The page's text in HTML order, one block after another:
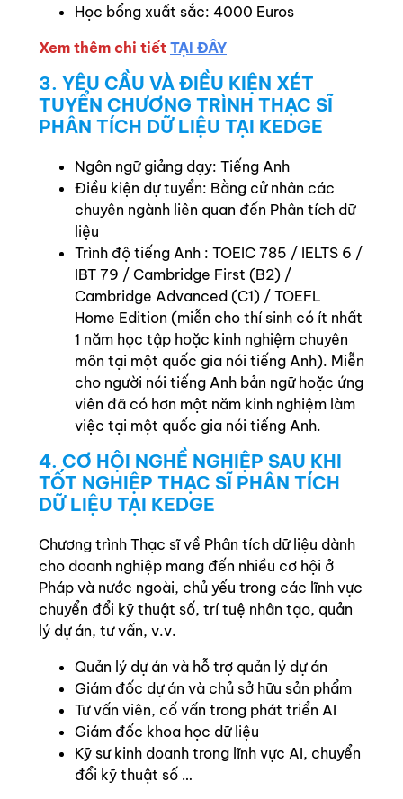
Học bổng xuất sắc: 4000 Euros
Xem thêm chi tiết TẠI ĐÂY
3. YÊU CẦU VÀ ĐIỀU KIỆN XÉT
TUYỂN CHƯƠNG TRÌNH THẠC SĨ
PHÂN TÍCH DỮ LIỆU TẠI KEDGE
Ngôn ngữ giảng dạy: Tiếng Anh
Điều kiện dự tuyển: Bằng cử nhân các
chuyên ngành liên quan đến Phân tích dữ
liệu
Trình độ tiếng Anh : TOEIC 785 / IELTS 6 /
IBT 79 / Cambridge First (B2) /
Cambridge Advanced (C1) / TOEFL
Home Edition (miễn cho thí sinh có ít nhất
1 năm học tập hoặc kinh nghiệm chuyên
môn tại một quốc gia nói tiếng Anh). Miễn
cho người nói tiếng Anh bản ngữ hoặc ứng
viên đã có hơn một năm kinh nghiệm làm
việc tại một quốc gia nói tiếng Anh.
4. CƠ HỘI NGHỀ NGHIỆP SAU KHI
TỐT NGHIỆP THẠC SĨ PHÂN TÍCH
DỮ LIỆU TẠI KEDGE
Chương trình Thạc sĩ về Phân tích dữ liệu dành
cho doanh nghiệp mang đến nhiều cơ hội ở
Pháp và nước ngoài, chủ yếu trong các lĩnh vực
chuyển đổi kỹ thuật số, trí tuệ nhân tạo, quản
lý dự án, tư vấn, v.v.
Quản lý dự án và hỗ trợ quản lý dự án
Giám đốc dự án và chủ sở hữu sản phẩm
Tư vấn viên, cố vấn trong phát triển AI
Giám đốc khoa học dữ liệu
Kỹ sư kinh doanh trong lĩnh vực AI, chuyển
đổi kỹ thuật số …